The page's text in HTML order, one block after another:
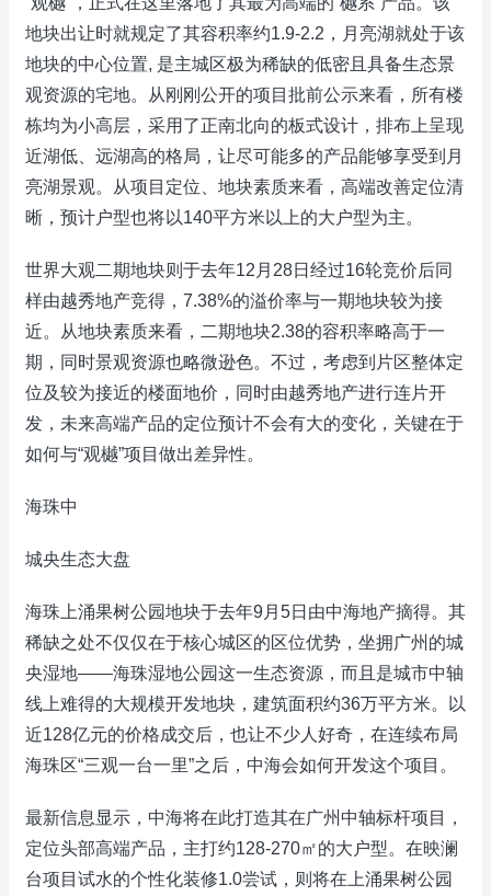
地块出让时就规定了其容积率约1.9-2.2，月亮湖就处于该
地块的中心位置, 是主城区极为稀缺的低密且具备生态景
观资源的宅地。从刚刚公开的项目批前公示来看，所有楼
栋均为小高层，采用了正南北向的板式设计，排布上呈现
近湖低、远湖高的格局，让尽可能多的产品能够享受到月
亮湖景观。从项目定位、地块素质来看，高端改善定位清
晰，预计户型也将以140平方米以上的大户型为主。
世界大观二期地块则于去年12月28日经过16轮竞价后同
样由越秀地产竞得，7.38%的溢价率与一期地块较为接
近。从地块素质来看，二期地块2.38的容积率略高于一
期，同时景观资源也略微逊色。不过，考虑到片区整体定
位及较为接近的楼面地价，同时由越秀地产进行连片开
发，未来高端产品的定位预计不会有大的变化，关键在于
如何与“观樾”项目做出差异性。
海珠中
城央生态大盘
海珠上涌果树公园地块于去年9月5日由中海地产摘得。其
稀缺之处不仅仅在于核心城区的区位优势，坐拥广州的城
央湿地——海珠湿地公园这一生态资源，而且是城市中轴
线上难得的大规模开发地块，建筑面积约36万平方米。以
近128亿元的价格成交后，也让不少人好奇，在连续布局
海珠区“三观一台一里”之后，中海会如何开发这个项目。
最新信息显示，中海将在此打造其在广州中轴标杆项目，
定位头部高端产品，主打约128-270㎡的大户型。在映澜
台项目试水的个性化装修1.0尝试，则将在上涌果树公园